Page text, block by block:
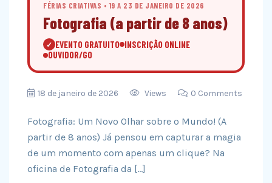
FÉRIAS CRIATIVAS • 19 A 23 DE JANEIRO DE 2026
Fotografia (a partir de 8 anos)
✓ EVENTO GRATUITO INSCRIÇÃO ONLINE
OUVIDOR/GO
18 de janeiro de 2026 Views 0 Comments
Fotografia: Um Novo Olhar sobre o Mundo! (A
partir de 8 anos) Já pensou em capturar a magia
de um momento com apenas um clique? Na
oficina de Fotografia da […]